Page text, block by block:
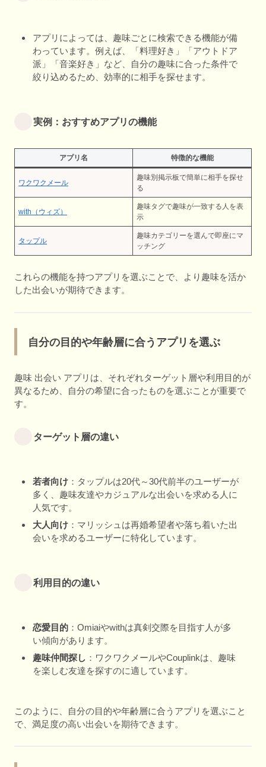
アプリによっては、趣味ごとに検索できる機能が備
わっています。例えば、「料理好き」「アウトドア
派」「音楽好き」など、自分の趣味に合った条件で
絞り込めるため、効率的に相手を探せます。
実例：おすすめアプリの機能
アプリ名 特徴的な機能
ワクワクメール
趣味別掲示板で簡単に相手を探せ
る
with（ウィズ）
趣味タグで趣味が一致する人を表
示
タップル
趣味カテゴリーを選んで即座にマ
ッチング
これらの機能を持つアプリを選ぶことで、より趣味を活か
した出会いが期待できます。
自分の目的や年齢層に合うアプリを選ぶ
趣味 出会い アプリは、それぞれターゲット層や利用目的が
異なるため、自分の希望に合ったものを選ぶことが重要で
す。
ターゲット層の違い
若者向け ：タップルは20代～30代前半のユーザーが
多く、趣味友達やカジュアルな出会いを求める人に
人気です。
大人向け ：マリッシュは再婚希望者や落ち着いた出
会いを求めるユーザーに特化しています。
利用目的の違い
恋愛目的 ：Omiaiやwithは真剣交際を目指す人が多
い傾向があります。
趣味仲間探し ：ワクワクメールやCouplinkは、趣味
を楽しむ友達を探すのに適しています。
このように、自分の目的や年齢層に合うアプリを選ぶこと
で、満足度の高い出会いを期待できます。